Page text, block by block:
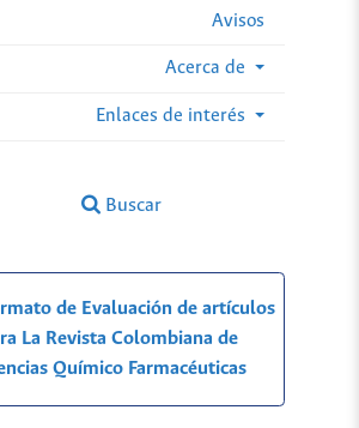
Avisos
Acerca de
Enlaces de interés
Buscar
de Evaluación de artículos
La Revista Colombiana de
Químico Farmacéuticas